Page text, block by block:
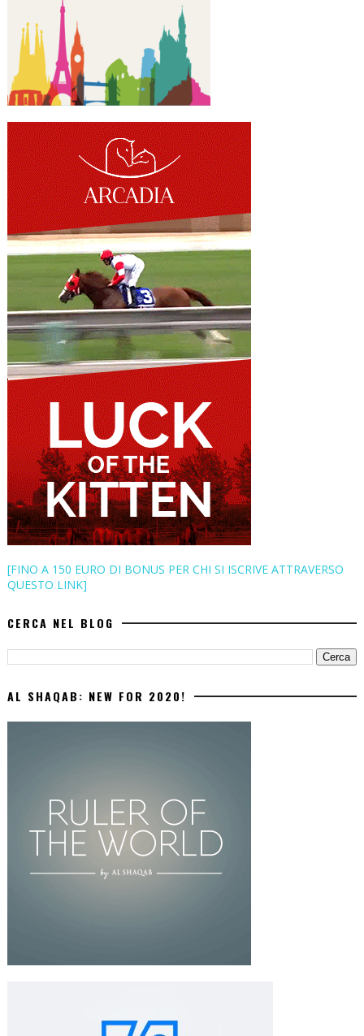
[FINO A 150 EURO DI BONUS PER CHI SI ISCRIVE ATTRAVERSO
QUESTO LINK]
CERCA NEL BLOG
AL SHAQAB: NEW FOR 2020!